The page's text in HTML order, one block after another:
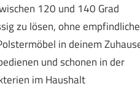
120 und 140 Grad
zu lösen, ohne empfindliche
in deinem
und schonen in der
im Haushalt